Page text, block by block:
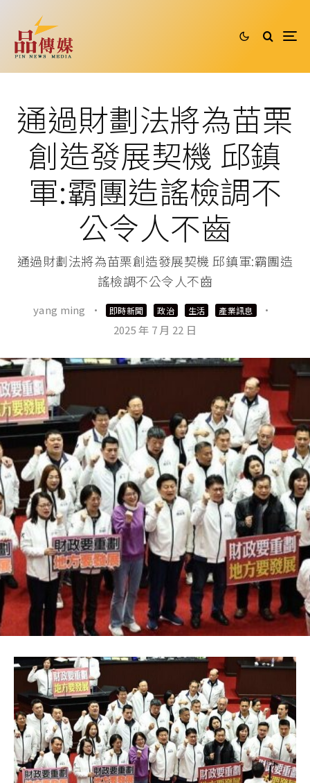
通過財劃法將為苗栗
創造發展契機 邱鎮
軍:霸團造謠檢調不
公令人不齒
通過財劃法將為苗栗創造發展契機 邱鎮軍:霸團造
謠檢調不公令人不齒
yang ming · 即時新聞 政治 生活 產業訊息
·
2025 年 7 月 22 日